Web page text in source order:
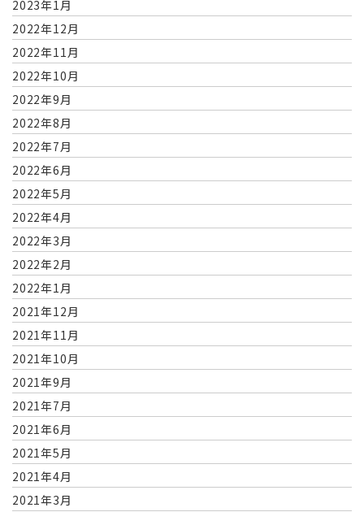
2023年1月
2022年12月
2022年11月
2022年10月
2022年9月
2022年8月
2022年7月
2022年6月
2022年5月
2022年4月
2022年3月
2022年2月
2022年1月
2021年12月
2021年11月
2021年10月
2021年9月
2021年7月
2021年6月
2021年5月
2021年4月
2021年3月